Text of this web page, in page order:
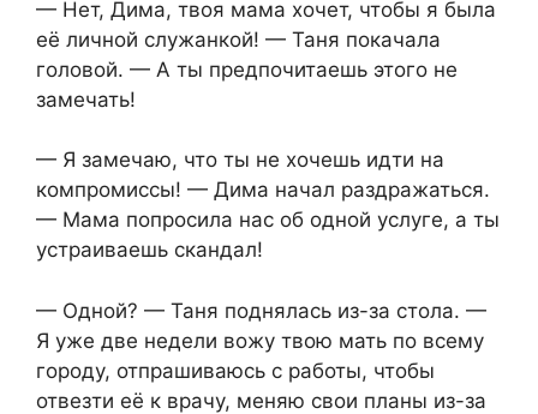
— Нет, Дима, твоя мама хочет, чтобы я была
её личной служанкой! — Таня покачала
головой. — А ты предпочитаешь этого не
замечать!
— Я замечаю, что ты не хочешь идти на
компромиссы! — Дима начал раздражаться.
— Мама попросила нас об одной услуге, а ты
устраиваешь скандал!
— Одной? — Таня поднялась из-за стола. —
Я уже две недели вожу твою мать по всему
городу, отпрашиваюсь с работы, чтобы
отвезти её к врачу, меняю свои планы из-за